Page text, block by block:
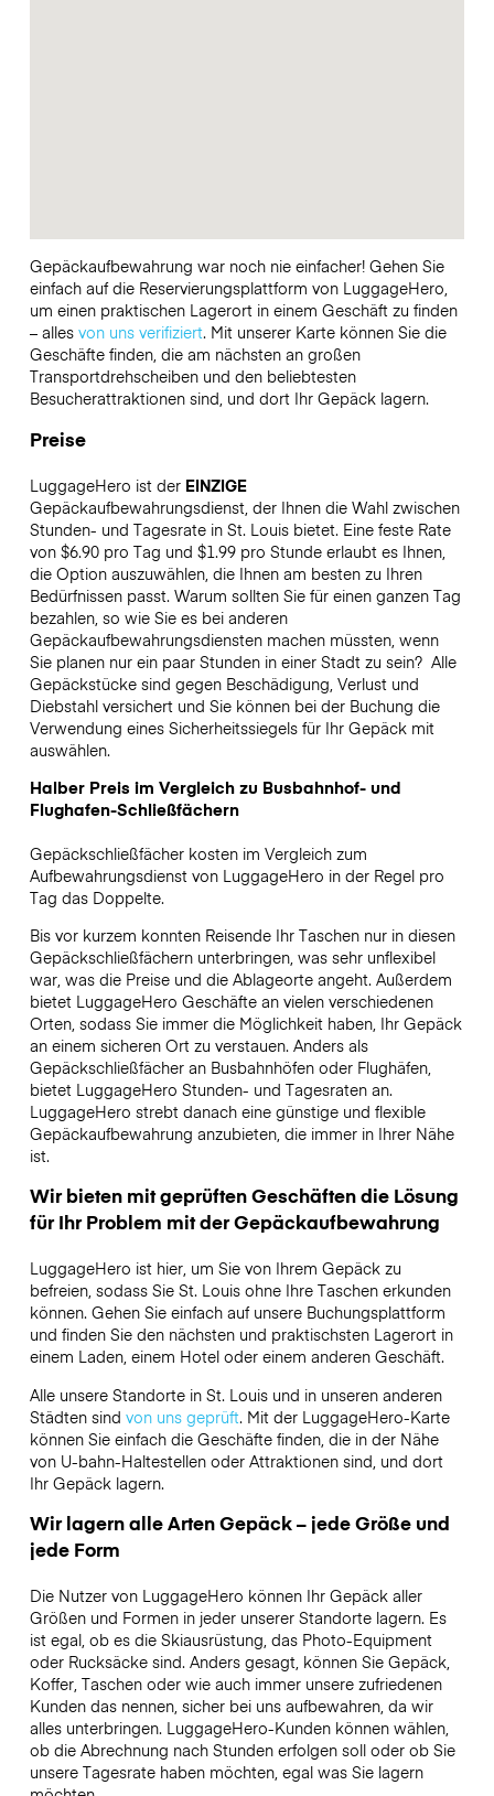
Gepäckaufbewahrung war noch nie einfacher! Gehen Sie
einfach auf die Reservierungsplattform von LuggageHero,
um einen praktischen Lagerort in einem Geschäft zu finden
– alles von uns verifiziert. Mit unserer Karte können Sie die
Geschäfte finden, die am nächsten an großen
Transportdrehscheiben und den beliebtesten
Besucherattraktionen sind, und dort Ihr Gepäck lagern.
Preise
LuggageHero ist der EINZIGE
Gepäckaufbewahrungsdienst, der Ihnen die Wahl zwischen
Stunden- und Tagesrate in St. Louis bietet. Eine feste Rate
von $6.90 pro Tag und $1.99 pro Stunde erlaubt es Ihnen,
die Option auszuwählen, die Ihnen am besten zu Ihren
Bedürfnissen passt. Warum sollten Sie für einen ganzen Tag
bezahlen, so wie Sie es bei anderen
Gepäckaufbewahrungsdiensten machen müssten, wenn
Sie planen nur ein paar Stunden in einer Stadt zu sein? Alle
Gepäckstücke sind gegen Beschädigung, Verlust und
Diebstahl versichert und Sie können bei der Buchung die
Verwendung eines Sicherheitssiegels für Ihr Gepäck mit
auswählen.
Halber Preis im Vergleich zu Busbahnhof- und
Flughafen-Schließfächern
Gepäckschließfächer kosten im Vergleich zum
Aufbewahrungsdienst von LuggageHero in der Regel pro
Tag das Doppelte.
Bis vor kurzem konnten Reisende Ihr Taschen nur in diesen
Gepäckschließfächern unterbringen, was sehr unflexibel
war, was die Preise und die Ablageorte angeht. Außerdem
bietet LuggageHero Geschäfte an vielen verschiedenen
Orten, sodass Sie immer die Möglichkeit haben, Ihr Gepäck
an einem sicheren Ort zu verstauen. Anders als
Gepäckschließfächer an Busbahnhöfen oder Flughäfen,
bietet LuggageHero Stunden- und Tagesraten an.
LuggageHero strebt danach eine günstige und flexible
Gepäckaufbewahrung anzubieten, die immer in Ihrer Nähe
ist.
Wir bieten mit geprüften Geschäften die Lösung
für Ihr Problem mit der Gepäckaufbewahrung
LuggageHero ist hier, um Sie von Ihrem Gepäck zu
befreien, sodass Sie St. Louis ohne Ihre Taschen erkunden
können. Gehen Sie einfach auf unsere Buchungsplattform
und finden Sie den nächsten und praktischsten Lagerort in
einem Laden, einem Hotel oder einem anderen Geschäft.
Alle unsere Standorte in St. Louis und in unseren anderen
Städten sind von uns geprüft. Mit der LuggageHero-Karte
können Sie einfach die Geschäfte finden, die in der Nähe
von U-bahn-Haltestellen oder Attraktionen sind, und dort
Ihr Gepäck lagern.
Wir lagern alle Arten Gepäck – jede Größe und
jede Form
Die Nutzer von LuggageHero können Ihr Gepäck aller
Größen und Formen in jeder unserer Standorte lagern. Es
ist egal, ob es die Skiausrüstung, das Photo-Equipment
oder Rucksäcke sind. Anders gesagt, können Sie Gepäck,
Koffer, Taschen oder wie auch immer unsere zufriedenen
Kunden das nennen, sicher bei uns aufbewahren, da wir
alles unterbringen. LuggageHero-Kunden können wählen,
ob die Abrechnung nach Stunden erfolgen soll oder ob Sie
unsere Tagesrate haben möchten, egal was Sie lagern